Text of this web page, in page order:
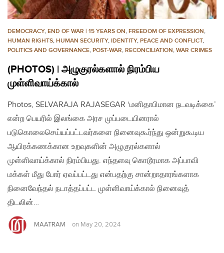
DEMOCRACY, END OF WAR | 15 YEARS ON, FREEDOM OF EXPRESSION,
HUMAN RIGHTS, HUMAN SECURITY, IDENTITY, PEACE AND CONFLICT,
POLITICS AND GOVERNANCE, POST-WAR, RECONCILIATION, WAR CRIMES
(PHOTOS) | அழுகுரல்களால் நிரம்பிய
முள்ளிவாய்க்கால்
Photos, SELVARAJA RAJASEGAR ‘மனிதாபிமான நடவடிக்கை’
என்ற பெயரில் இலங்கை அரச முப்படையினரால்
படுகொலைசெய்யப்பட்டவர்களை நினைவுகூர்ந்து ஒன்றுகூடிய
ஆயிரக்கணக்கான உறவுகளின் அழுகுரல்களால்
முள்ளிவாய்க்கால் நிரம்பியது. எந்தளவு கொடூரமாக அப்பாவி
மக்கள் மீது போர் ஏவப்பட்டது என்பதற்கு சான்றாதாரங்களாக
நினைவேந்தல் நடாத்தப்பட்ட முள்ளிவாய்க்கால் நினைவுத்
திடலின்…
MAATRAM on May 20, 2024